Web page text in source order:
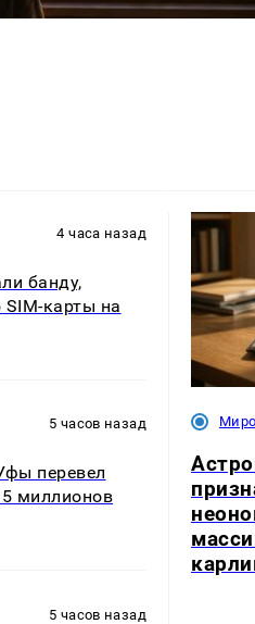
4 часа назад
банду,
карты на
5 часов назад
перевел
миллионов
5 часов назад